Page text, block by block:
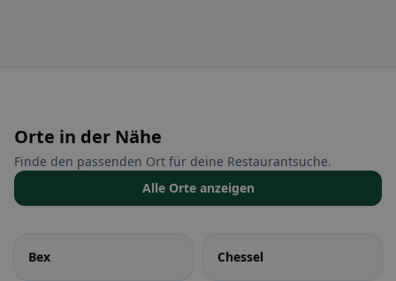
Orte in der Nähe
Finde den passenden Ort für deine Restaurantsuche.
Alle Orte anzeigen
Bex Chessel